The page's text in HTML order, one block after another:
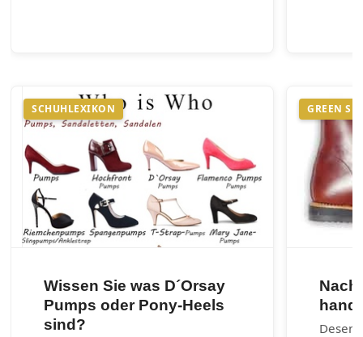
SCHUHLEXIKON
Wissen Sie was D´Orsay
Pumps oder Pony-Heels
sind?
GREEN